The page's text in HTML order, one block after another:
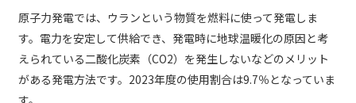
原子力発電では、ウランという物質を燃料に使って発電しま
す。電力を安定して供給でき、発電時に地球温暖化の原因と考
えられている二酸化炭素（CO2）を発生しないなどのメリット
がある発電方法です。2023年度の使用割合は9.7％となっていま
す。